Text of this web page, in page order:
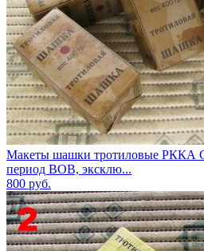
Макеты шашки тротиловые РККА
период ВОВ, эксклю...
800 руб.